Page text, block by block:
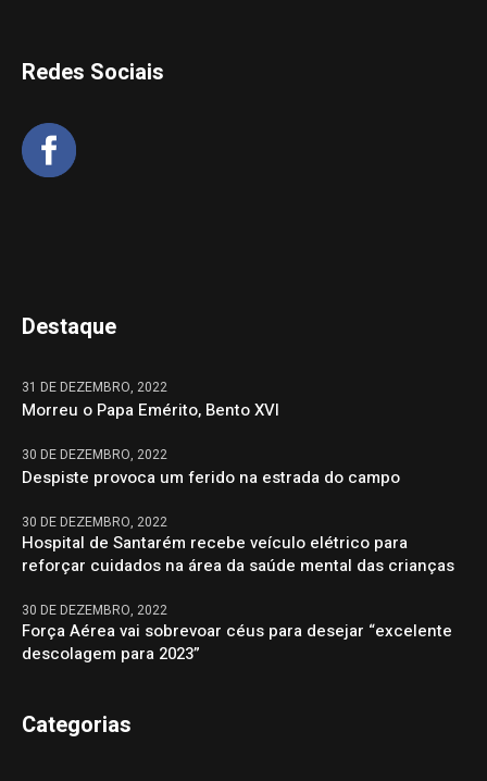
Redes Sociais
Destaque
31 DE DEZEMBRO, 2022
Morreu o Papa Emérito, Bento XVI
30 DE DEZEMBRO, 2022
Despiste provoca um ferido na estrada do campo
30 DE DEZEMBRO, 2022
Hospital de Santarém recebe veículo elétrico para
reforçar cuidados na área da saúde mental das crianças
30 DE DEZEMBRO, 2022
Força Aérea vai sobrevoar céus para desejar “excelente
descolagem para 2023”
Categorias